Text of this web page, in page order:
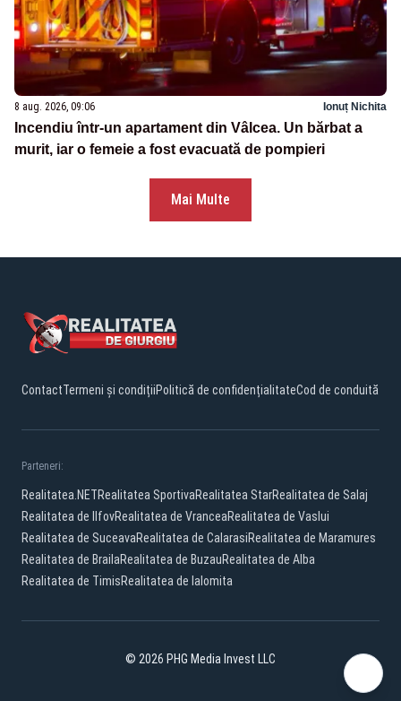
8 aug. 2026, 09:06 Ionuț Nichita
Incendiu într-un apartament din Vâlcea. Un bărbat a
murit, iar o femeie a fost evacuată de pompieri
Mai Multe
ContactTermeni și condițiiPolitică de confidențialitateCod de conduită
Parteneri:
Realitatea.NETRealitatea SportivaRealitatea StarRealitatea de Salaj
Realitatea de IlfovRealitatea de VranceaRealitatea de Vaslui
Realitatea de SuceavaRealitatea de CalarasiRealitatea de Maramures
Realitatea de BrailaRealitatea de BuzauRealitatea de Alba
Realitatea de TimisRealitatea de Ialomita
© 2026 PHG Media Invest LLC